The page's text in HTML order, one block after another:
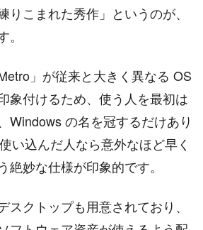
りこまれた秀作」というのが、
」が従来と大きく異なる OS
象付けるため、使う人を最初は
Windows の名を冠するだけあり
い込んだ人なら意外なほど早く
絶妙な仕様が印象的です。
スクトップも用意されており、